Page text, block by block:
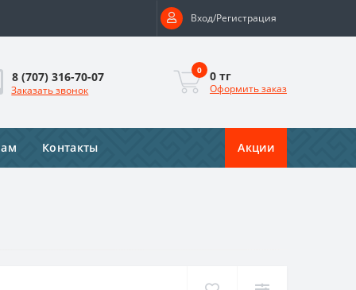
Вход/Регистрация
8 (707) 316-70-07
Заказать звонок
0 0 тг
Оформить заказ
Контакты Акции